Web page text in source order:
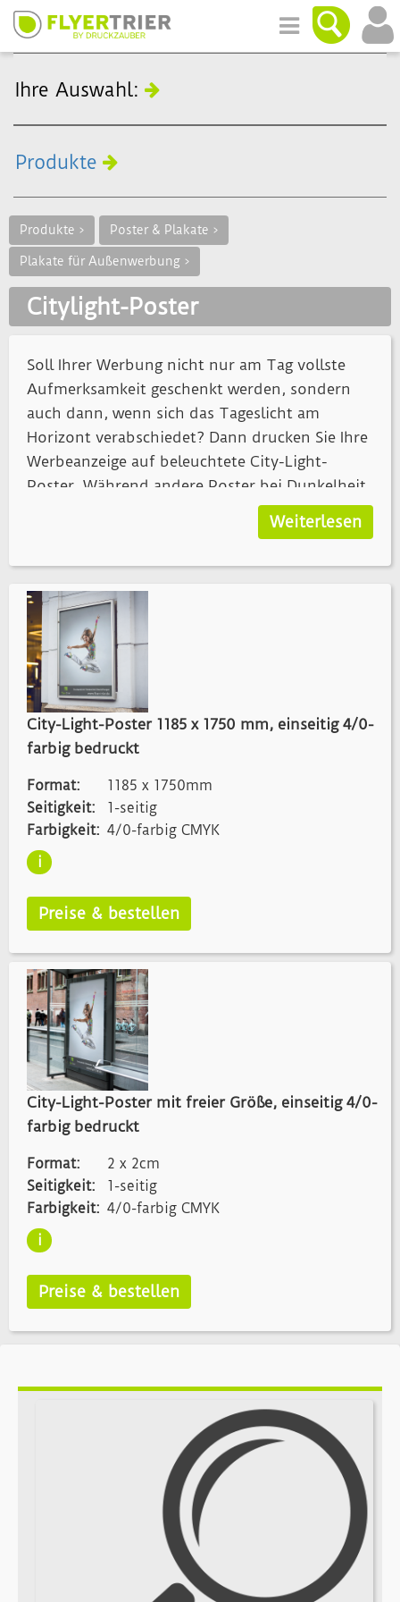
Ihre Auswahl:
Produkte
Produkte > Poster & Plakate >
Plakate für Außenwerbung >
Citylight-Poster
Soll Ihrer Werbung nicht nur am Tag vollste
Aufmerksamkeit geschenkt werden, sondern
auch dann, wenn sich das Tageslicht am
Horizont verabschiedet? Dann drucken Sie Ihre
Werbeanzeige auf beleuchtete City-Light-
Poster. Während andere Poster bei Dunkelheit
und ohne fremde Lichtquellen unleserlich und
für den Konsumenten unbrauchbar werden,
Werbung damit ganz groß raus.
City-Light-Poster (kurz CLP) überzeugen mit
vielen Vorteilen: Sie sind einer breiten Masse
zugänglich und verfügen somit über eine
größere Reichweite. Durch Standorte an
Bahnhöfen, in Zügen oder in Fußgängerzonen
erreichen Sie viel besser die Zielgruppe, die Sie
mit Ihrem Produkt ansprechen wollen.
Die CLP gibt es in einer festen Größe in den
Maßen 1185 x 1750 mm und in einer freien
Größe, bei der Sie die Maße individuell nach
Ihrem Bedarf festlegen können. Im
einseitig und vollfarbig auf 150 g City-Light-
Papier aufgebracht.
Gestalten Sie jetzt Ihre persönliche
Leuchtwerbung und bleiben Sie zu jeder
Tageszeit präsent!
Weiterlesen
City-Light-Poster 1185 x 1750 mm, einseitig 4/0-
farbig bedruckt
Format:
1185 x 1750mm
Seitigkeit:
1-seitig
Farbigkeit: 4/0-farbig CMYK
City-Light-Poster mit freier Größe, einseitig 4/0-
farbig bedruckt
Format:
2 x 2cm
Seitigkeit:
1-seitig
Farbigkeit: 4/0-farbig CMYK